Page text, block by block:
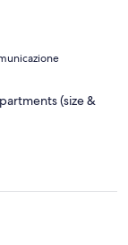
(size &